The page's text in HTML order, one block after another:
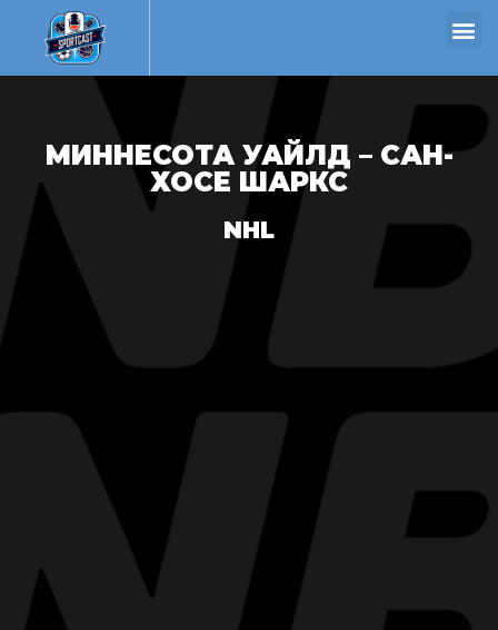
МИННЕСОТА УАЙЛД – САН-
ХОСЕ ШАРКС
NHL